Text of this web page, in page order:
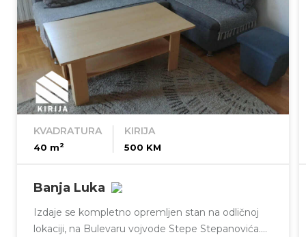
KVADRATURA
40 m2
KIRIJA
500 KM
Banja Luka
Izdaje se kompletno opremljen stan na odličnoj
lokaciji, na Bulevaru vojvode Stepe Stepanovića.